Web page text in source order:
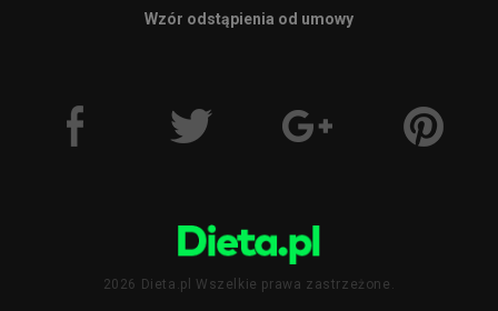
Wzór odstąpienia od umowy
2026 Dieta.pl Wszelkie prawa zastrzeżone.